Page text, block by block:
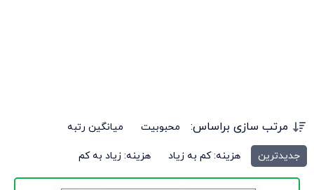
مرتب سازی براساس: محبوبیت میانگین رتبه
جدیدترین هزینه: کم به زیاد هزینه: زیاد به کم